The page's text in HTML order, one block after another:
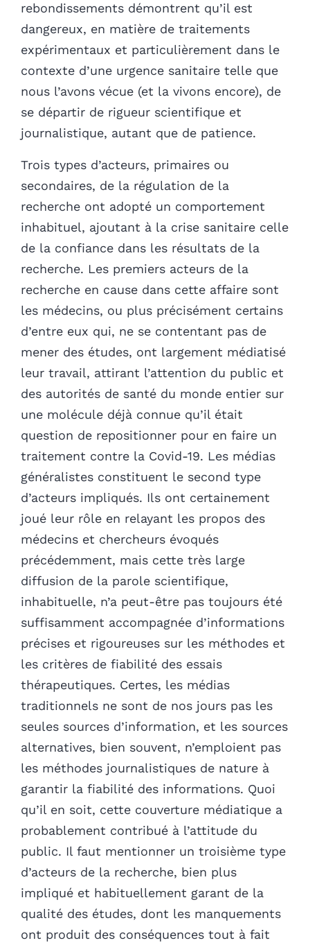
rebondissements démontrent qu’il est
dangereux, en matière de traitements
expérimentaux et particulièrement dans le
contexte d’une urgence sanitaire telle que
nous l’avons vécue (et la vivons encore), de
se départir de rigueur scientifique et
journalistique, autant que de patience.
Trois types d’acteurs, primaires ou
secondaires, de la régulation de la
recherche ont adopté un comportement
inhabituel, ajoutant à la crise sanitaire celle
de la confiance dans les résultats de la
recherche. Les premiers acteurs de la
recherche en cause dans cette affaire sont
les médecins, ou plus précisément certains
d’entre eux qui, ne se contentant pas de
mener des études, ont largement médiatisé
leur travail, attirant l’attention du public et
des autorités de santé du monde entier sur
une molécule déjà connue qu’il était
question de repositionner pour en faire un
traitement contre la Covid-19. Les médias
généralistes constituent le second type
d’acteurs impliqués. Ils ont certainement
joué leur rôle en relayant les propos des
médecins et chercheurs évoqués
précédemment, mais cette très large
diffusion de la parole scientifique,
inhabituelle, n’a peut-être pas toujours été
suffisamment accompagnée d’informations
précises et rigoureuses sur les méthodes et
les critères de fiabilité des essais
thérapeutiques. Certes, les médias
traditionnels ne sont de nos jours pas les
seules sources d’information, et les sources
alternatives, bien souvent, n’emploient pas
les méthodes journalistiques de nature à
garantir la fiabilité des informations. Quoi
qu’il en soit, cette couverture médiatique a
probablement contribué à l’attitude du
public. Il faut mentionner un troisième type
d’acteurs de la recherche, bien plus
impliqué et habituellement garant de la
qualité des études, dont les manquements
ont produit des conséquences tout à fait